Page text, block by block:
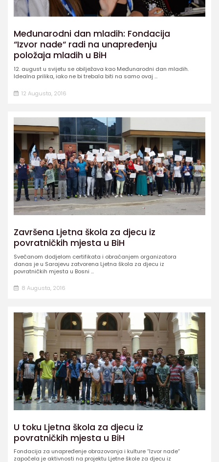
Međunarodni dan mladih: Fondacija
“Izvor nade“ radi na unapređenju
položaja mladih u BiH
12. august u svijetu se obilježava kao Međunarodni dan mladih.
Idealna prilika, iako ne bi trebala biti na samo ovaj ...
12 Augusta, 2016
Završena Ljetna škola za djecu iz
povratničkih mjesta u BiH
Svečanom dodjelom certifikata i obraćanjem organizatora
danas je u Sarajevu zatvorena Ljetna škola za djecu iz
povratničkih mjesta u Bosni ...
8 Augusta, 2016
U toku Ljetna škola za djecu iz
povratničkih mjesta u BiH
Fondacija za unapređenje obrazovanja i kulture “Izvor nade“
započela je aktivnosti na projektu Ljetne škole za djecu iz